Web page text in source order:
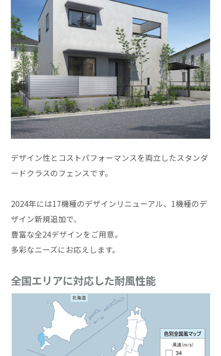
デザイン性とコストパフォーマンスを両立したスタンダ
ードクラスのフェンスです。
2024年には17機種のデザインリニューアル、1機種のデ
ザイン新規追加で、
豊富な全24デザインをご用意。
多彩なニーズにお応えします。
全国エリアに対応した耐風性能